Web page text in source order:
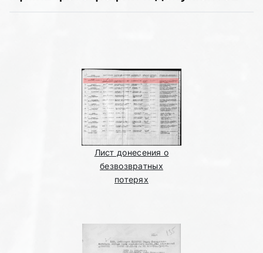
Лист донесения о
безвозвратных
потерях